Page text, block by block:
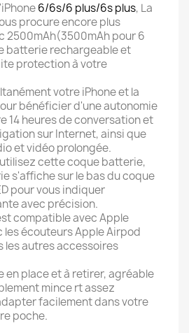
6/6s/6 plus/6s plus, La
procure encore plus
2500mAh(3500mAh pour 6
batterie rechargeable et
protection à votre
votre iPhone et la
bénéficier d'une autonomie
14 heures de conversation et
sur Internet, ainsi que
et vidéo prolongée.
cette coque batterie,
s'affiche sur le bas du coque
pour vous indiquer
avec précision.
compatible avec Apple
les écouteurs Apple Airpod
les autres accessoires
en place et à retirer, agréable
mince rt assez
facilement dans votre
poche.